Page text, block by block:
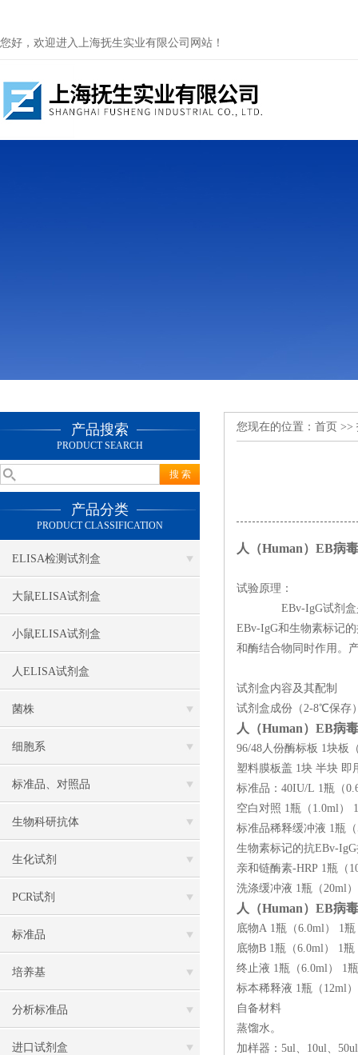
您好，欢迎进入上海抚生实业有限公司网站！
产品搜索
PRODUCT SEARCH
产品分类
PRODUCT CLASSIFICATION
ELISA检测试剂盒
大鼠ELISA试剂盒
小鼠ELISA试剂盒
人ELISA试剂盒
菌株
细胞系
标准品、对照品
生物科研抗体
生化试剂
PCR试剂
标准品
培养基
分析标准品
进口试剂盒
您现在的位置： 首页 >>
人（Human）EB病
试验原理：
EBv-IgG试剂盒是间
EBv-IgG和生物素标记
和酶结合物同时作用。
试剂盒内容及其配制
试剂盒成份（2-8℃保存
人（Human）EB病
96/48人份酶标板 1块板
塑料膜板盖 1块 半块 即
标准品：40IU/L 1瓶（
空白对照 1瓶（1.0ml）
标准品稀释缓冲液 1瓶
生物素标记的抗EBv-
亲和链酶素-HRP 1瓶（
洗涤缓冲液 1瓶（20ml
人（Human）EB病
底物A 1瓶（6.0ml） 1
底物B 1瓶（6.0ml） 1
终止液 1瓶（6.0ml） 1
标本稀释液 1瓶（12ml
自备材料
蒸馏水。
加样器：5ul、10ul、